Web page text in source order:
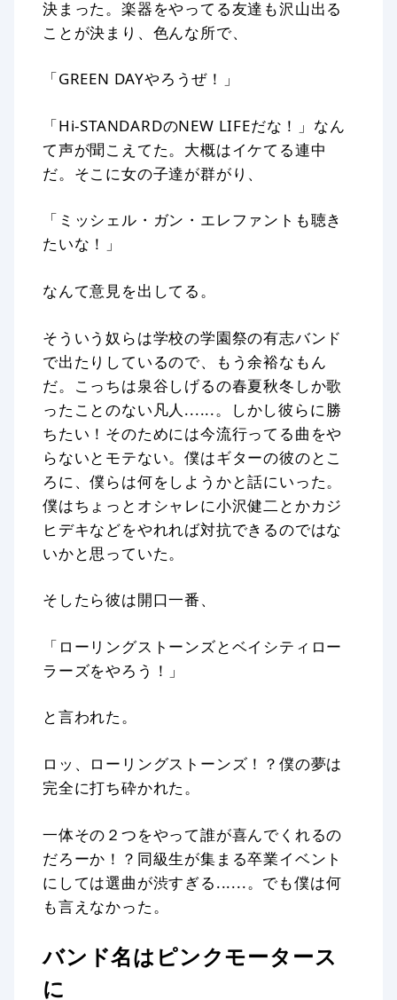
決まった。楽器をやってる友達も沢山出る
ことが決まり、色んな所で、
「GREEN DAYやろうぜ！」
「Hi-STANDARDのNEW LIFEだな！」なん
て声が聞こえてた。大概はイケてる連中
だ。そこに女の子達が群がり、
「ミッシェル・ガン・エレファントも聴き
たいな！」
なんて意見を出してる。
そういう奴らは学校の学園祭の有志バンド
で出たりしているので、もう余裕なもん
だ。こっちは泉谷しげるの春夏秋冬しか歌
ったことのない凡人......。しかし彼らに勝
ちたい！そのためには今流行ってる曲をや
らないとモテない。僕はギターの彼のとこ
ろに、僕らは何をしようかと話にいった。
僕はちょっとオシャレに小沢健二とかカジ
ヒデキなどをやれれば対抗できるのではな
いかと思っていた。
そしたら彼は開口一番、
「ローリングストーンズとベイシティロー
ラーズをやろう！」
と言われた。
ロッ、ローリングストーンズ！？僕の夢は
完全に打ち砕かれた。
一体その２つをやって誰が喜んでくれるの
だろーか！？同級生が集まる卒業イベント
にしては選曲が渋すぎる......。でも僕は何
も言えなかった。
バンド名はピンクモータース
に